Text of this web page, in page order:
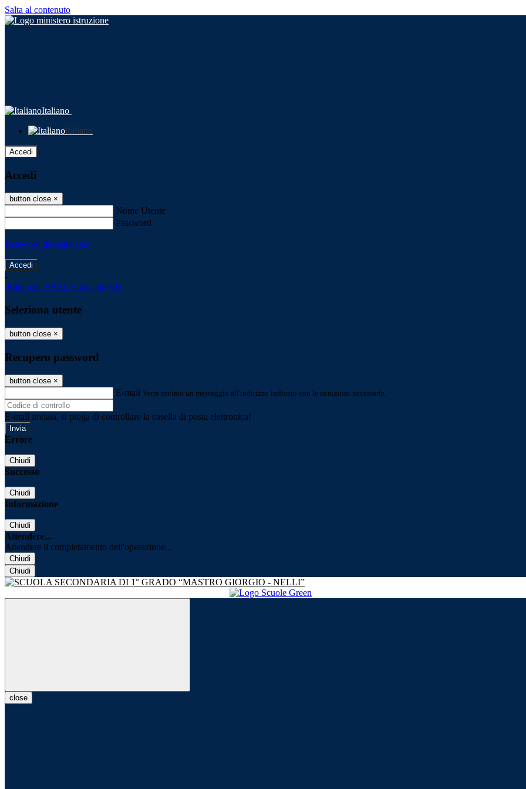
Salta al contenuto
Italiano
Italiano
Accedi
Accedi
button close ×
Nome Utente
Password
Password dimenticata?
-
Entra con SPID Entra con CIE
Seleziona utente
button close ×
Recupero password
button close ×
E-mail Verrà inviato un messaggio all'indirizzo indicato con le istruzioni necessarie.
E-mail inviata, si prega di controllare la casella di posta elettronica!
Errore
Chiudi
Successo
Chiudi
Informazione
Chiudi
Attendere...
Attendere il completamento dell'operazione...
Chiudi
Chiudi
close